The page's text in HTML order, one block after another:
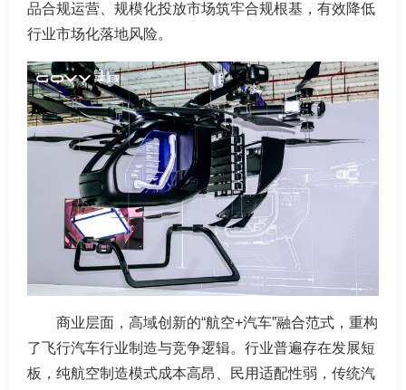
品合规运营、规模化投放市场筑牢合规根基，有效降低
行业市场化落地风险。
商业层面，高域创新的“航空+汽车”融合范式，重构
了飞行汽车行业制造与竞争逻辑。行业普遍存在发展短
板，纯航空制造模式成本高昂、民用适配性弱，传统汽